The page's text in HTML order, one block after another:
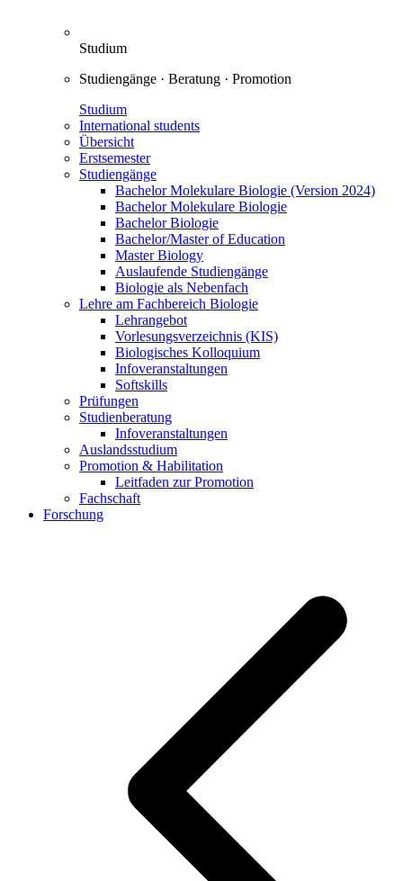
Studium
Studiengänge · Beratung · Promotion
Studium
International students
Übersicht
Erstsemester
Studiengänge
Bachelor Molekulare Biologie (Version 2024)
Bachelor Molekulare Biologie
Bachelor Biologie
Bachelor/Master of Education
Master Biology
Auslaufende Studiengänge
Biologie als Nebenfach
Lehre am Fachbereich Biologie
Lehrangebot
Vorlesungsverzeichnis (KIS)
Biologisches Kolloquium
Infoveranstaltungen
Softskills
Prüfungen
Studienberatung
Infoveranstaltungen
Auslandsstudium
Promotion & Habilitation
Leitfaden zur Promotion
Fachschaft
Forschung